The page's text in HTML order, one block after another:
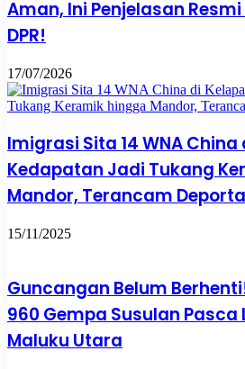
Aman, Ini Penjelasan
DPR!
17/07/2026
Imigrasi Sita 14 WNA
Kedapatan Jadi Tukang
Mandor, Terancam
15/11/2025
Guncangan Belum
960 Gempa Susulan Pasca
Maluku Utara